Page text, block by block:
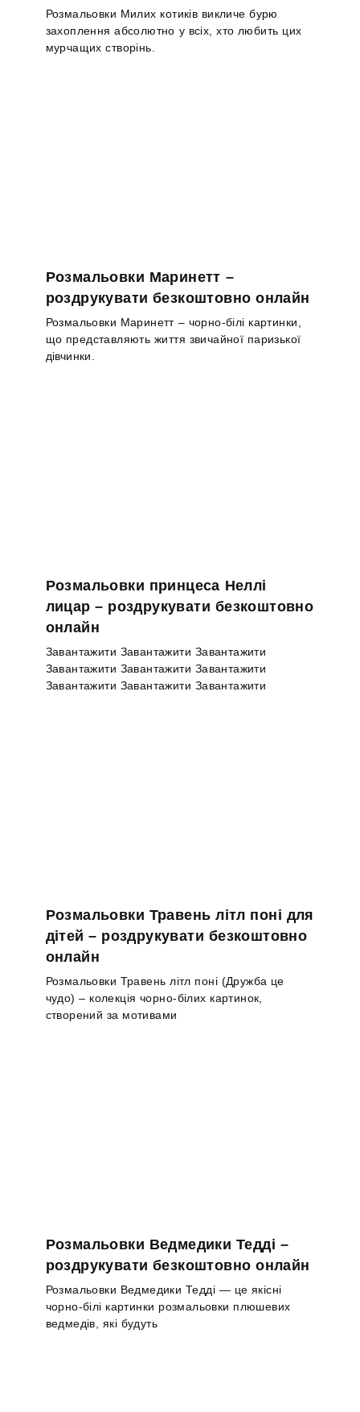
Розмальовки Милих котиків викличе бурю
захоплення абсолютно у всіх, хто любить цих
мурчащих створінь.
Розмальовки Маринетт –
роздрукувати безкоштовно онлайн
Розмальовки Маринетт – чорно-білі картинки,
що представляють життя звичайної паризької
дівчинки.
Розмальовки принцеса Неллі
лицар – роздрукувати безкоштовно
онлайн
Завантажити Завантажити Завантажити
Завантажити Завантажити Завантажити
Завантажити Завантажити Завантажити
Розмальовки Травень літл поні для
дітей – роздрукувати безкоштовно
онлайн
Розмальовки Травень літл поні (Дружба це
чудо) – колекція чорно-білих картинок,
створений за мотивами
Розмальовки Ведмедики Тедді –
роздрукувати безкоштовно онлайн
Розмальовки Ведмедики Тедді — це якісні
чорно-білі картинки розмальовки плюшевих
ведмедів, які будуть